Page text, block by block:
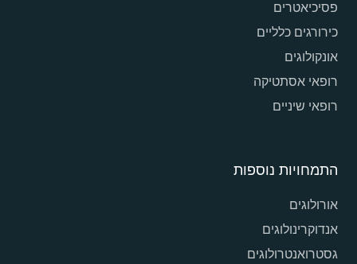
פסיכיאטרים
כירורגים כלליים
אונקולוגים
רופאי אסתטיקה
רופאי שיניים
התמחויות נוספות
אורולוגים
אנדוקרינולוגים
גסטרואנטרולוגים